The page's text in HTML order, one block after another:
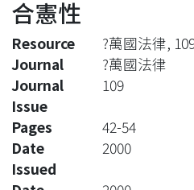
合憲性
Resource
?萬國法律,
Journal
?萬國法律
Journal
Issue
109
Pages
42-54
Date
Issued
2000